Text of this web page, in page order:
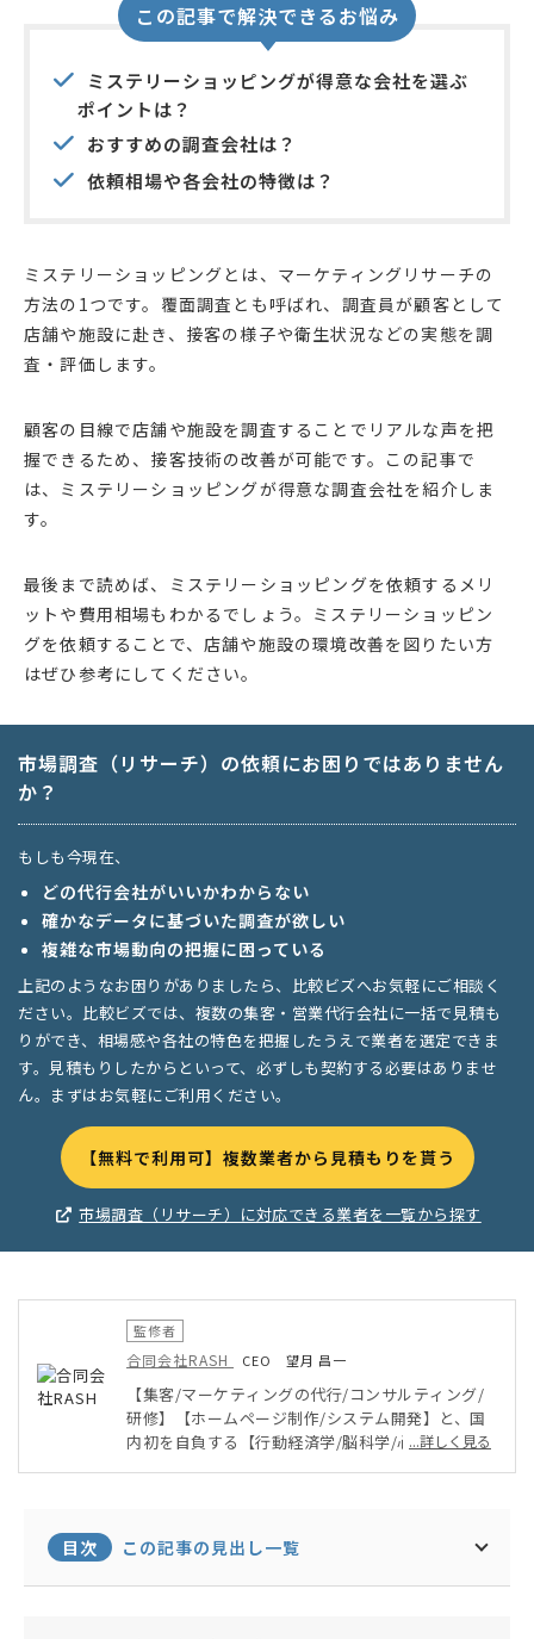
この記事で解決できるお悩み
ミステリーショッピングが得意な会社を選ぶ
ポイントは？
おすすめの調査会社は？
依頼相場や各会社の特徴は？
ミステリーショッピングとは、マーケティングリサーチの
方法の1つです。覆面調査とも呼ばれ、調査員が顧客として
店舗や施設に赴き、接客の様子や衛生状況などの実態を調
査・評価します。
顧客の目線で店舗や施設を調査することでリアルな声を把
握できるため、接客技術の改善が可能です。この記事で
は、ミステリーショッピングが得意な調査会社を紹介しま
す。
最後まで読めば、ミステリーショッピングを依頼するメリ
ットや費用相場もわかるでしょう。ミステリーショッピン
グを依頼することで、店舗や施設の環境改善を図りたい方
はぜひ参考にしてください。
市場調査（リサーチ）の依頼にお困りではありません
か？
もしも今現在、
どの代行会社がいいかわからない
確かなデータに基づいた調査が欲しい
複雑な市場動向の把握に困っている
上記のようなお困りがありましたら、比較ビズへお気軽にご相談く
ださい。比較ビズでは、複数の集客・営業代行会社に一括で見積も
りができ、相場感や各社の特色を把握したうえで業者を選定できま
す。見積もりしたからといって、必ずしも契約する必要はありませ
ん。まずはお気軽にご利用ください。
【無料で利用可】複数業者から見積もりを貰う
市場調査（リサーチ）に対応できる業者を一覧から探す
監修者
合同会社RASH CEO 望月 昌一
【集客/マーケティングの代行/コンサルティング/
研修】【ホームページ制作/システム開発】と、国
内初を自負する【行動経済学/脳科学/心理学の理論
...詳しく見る
目次 この記事の見出し一覧